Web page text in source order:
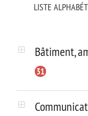
LISTE
Bâtiment,
31